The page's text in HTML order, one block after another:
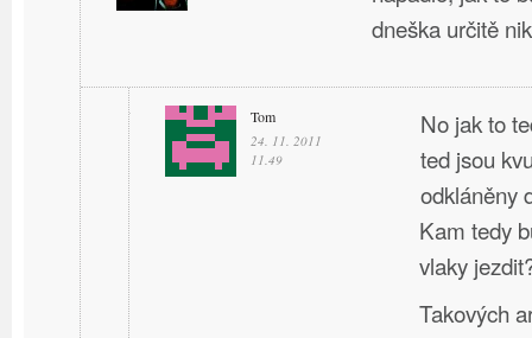
dneška určitě
Tom
24. 11. 2011
11.49
No jak to
ted jsou
odkláněny
Kam tedy
vlaky
Takových